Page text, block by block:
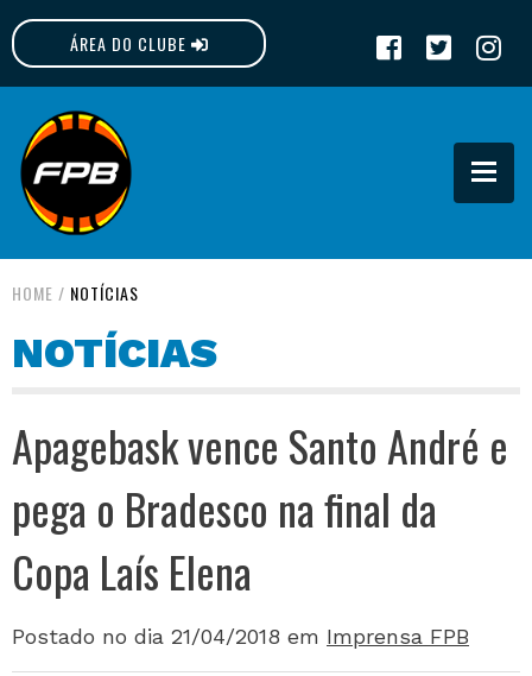
ÁREA DO CLUBE
FPB
HOME / NOTÍCIAS
NOTÍCIAS
Apagebask vence Santo André e
pega o Bradesco na final da
Copa Laís Elena
Postado no dia 21/04/2018 em Imprensa FPB